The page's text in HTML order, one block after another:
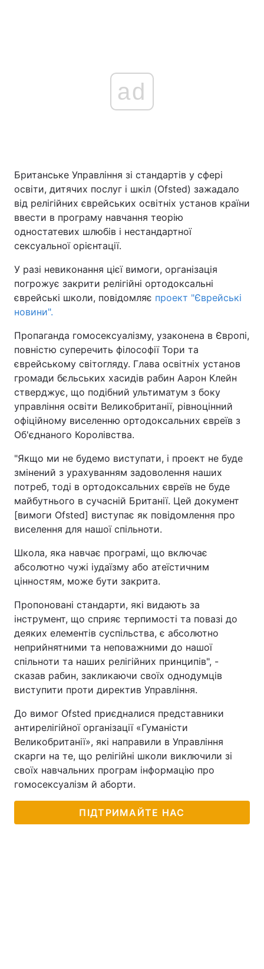
ad
Британське Управління зі стандартів у сфері
освіти, дитячих послуг і шкіл (Ofsted) зажадало
від релігійних єврейських освітніх установ країни
ввести в програму навчання теорію
одностатевих шлюбів і нестандартної
сексуальної орієнтації.
У разі невиконання цієї вимоги, організація
погрожує закрити релігійні ортодоксальні
єврейські школи, повідомляє проект "Єврейські
новини".
Пропаганда гомосексуалізму, узаконена в Європі,
повністю суперечить філософії Тори та
єврейському світогляду. Глава освітніх установ
громади бєльських хасидів рабин Аарон Клейн
стверджує, що подібний ультиматум з боку
управління освіти Великобританії, рівноцінний
офіційному виселенню ортодоксальних євреїв з
Об'єднаного Королівства.
"Якщо ми не будемо виступати, і проект не буде
змінений з урахуванням задоволення наших
потреб, тоді в ортодоксальних євреїв не буде
майбутнього в сучасній Британії. Цей документ
[вимоги Ofsted] виступає як повідомлення про
виселення для нашої спільноти.
Школа, яка навчає програмі, що включає
абсолютно чужі іудаїзму або атеїстичним
цінностям, може бути закрита.
Пропоновані стандарти, які видають за
інструмент, що сприяє терпимості та повазі до
деяких елементів суспільства, є абсолютно
неприйнятними та неповажними до нашої
спільноти та наших релігійних принципів", -
сказав рабин, закликаючи своїх однодумців
виступити проти директив Управління.
До вимог Ofsted приєдналися представники
антирелігійної організації «Гуманісти
Великобританії», які направили в Управління
скарги на те, що релігійні школи виключили зі
своїх навчальних програм інформацію про
гомосексуалізм й аборти.
ПІДТРИМАЙТЕ НАС